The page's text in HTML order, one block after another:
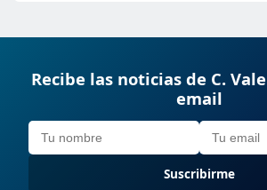
Recibe las noticias de C.
email
Suscribirme